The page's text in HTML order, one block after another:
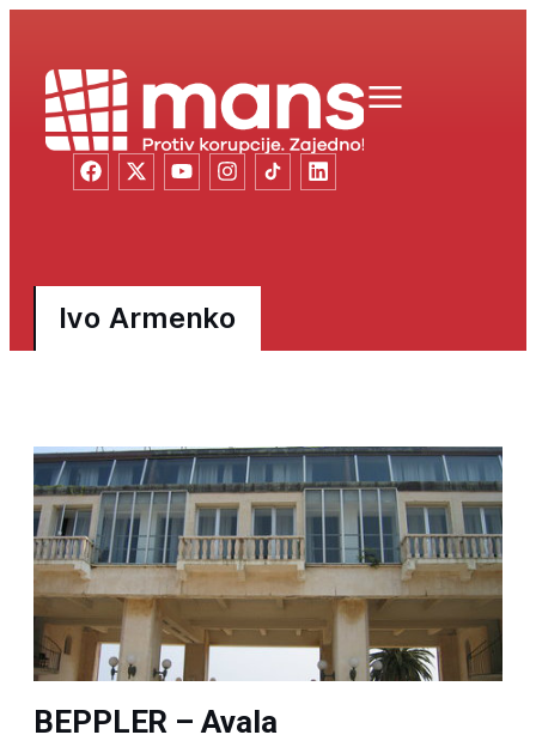
Ivo Armenko
BEPPLER – Avala